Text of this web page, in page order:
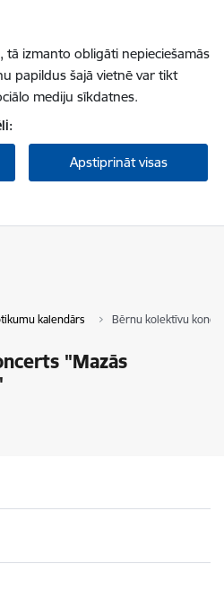
tā izmanto obligāti nepieciešamās
papildus šajā vietnē var tikt
mediju sīkdatnes.
Apstiprināt visas
kalendārs Bērnu kolektīvu
"Mazās